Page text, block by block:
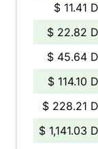
$ 11.41
$ 22.82
$ 45.64
$ 114.10
$ 228.21
$ 1,141.03